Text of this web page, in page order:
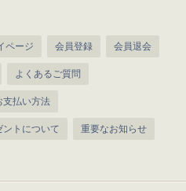
ページ 会員登録 会員退会
よくあるご質問
支払い方法
ントについて 重要なお知らせ